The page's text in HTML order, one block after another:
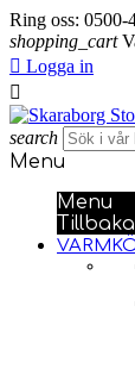
Ring oss: 0500-
shopping_cart
 Logga in

search
Menu
Menu
Tillbaka